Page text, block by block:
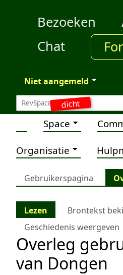
dicht
Bezoeken
Chat
Niet aangemeld
Space
Organisatie
Gebruikerspagina
Lezen
Brontekst
Geschiedenis weergeven
Overleg
van Dongen